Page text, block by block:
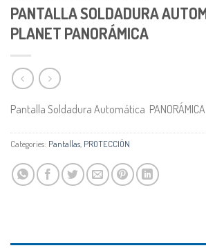
PANTALLA SOLDADURA
PLANET PANORÁMICA
Pantalla Soldadura Automática PANORÁMICA
Categories: Pantallas PROTECCIÓN